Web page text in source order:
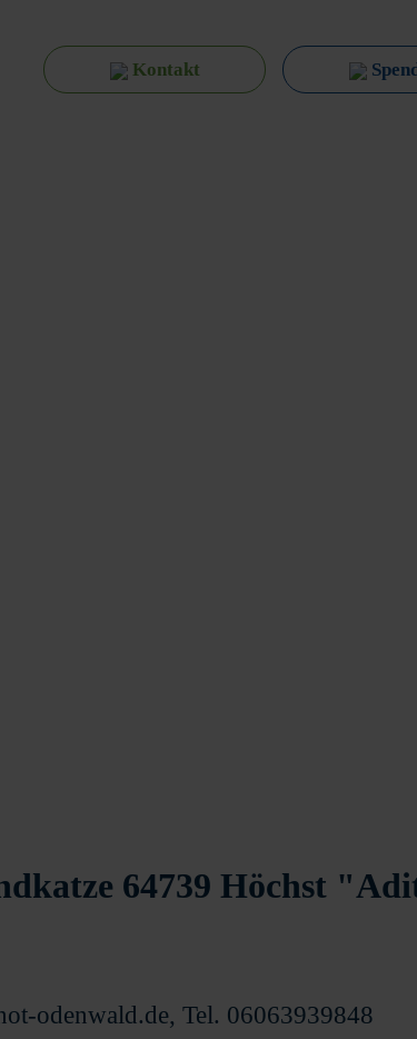
Kontakt
64739 Höchst
odenwald.de, Tel. 06063939848